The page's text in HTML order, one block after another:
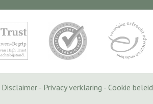
Disclaimer- Privacy verklaring - Cookie beleid